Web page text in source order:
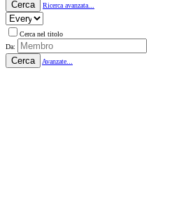
Cerca Ricerca avanzata...
Cerca nel titolo
Da:
Cerca Avanzate...